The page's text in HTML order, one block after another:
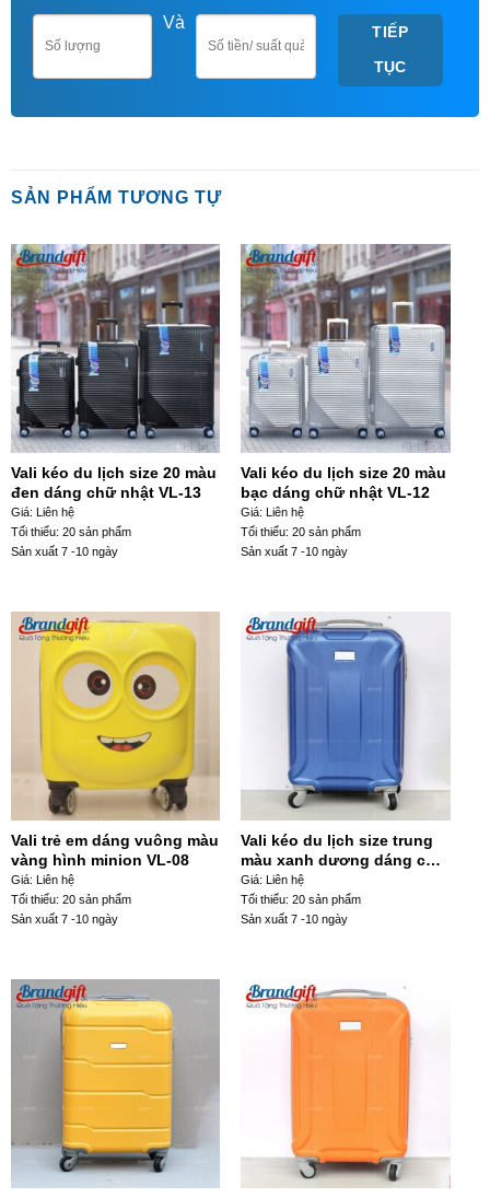
Và
TIẾP
TỤC
SẢN PHẨM TƯƠNG TỰ
Vali kéo du lịch size 20 màu
đen dáng chữ nhật VL-13
Giá: Liên hệ
Tối thiểu: 20 sản phẩm
Sản xuất 7 -10 ngày
Vali kéo du lịch size 20 màu
bạc dáng chữ nhật VL-12
Giá: Liên hệ
Tối thiểu: 20 sản phẩm
Sản xuất 7 -10 ngày
Vali trẻ em dáng vuông màu
vàng hình minion VL-08
Giá: Liên hệ
Tối thiểu: 20 sản phẩm
Sản xuất 7 -10 ngày
Vali kéo du lịch size trung
màu xanh dương dáng chữ
nhật VL-25
Giá: Liên hệ
Tối thiểu: 20 sản phẩm
Sản xuất 7 -10 ngày